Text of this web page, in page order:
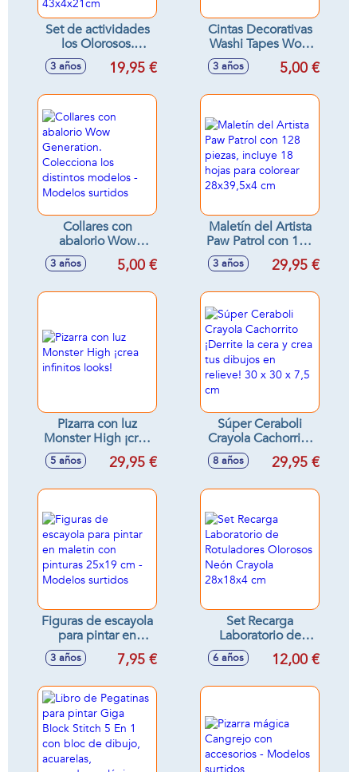
Set de actividades
los Olorosos.
Conjunto de
rotuladores, lápices
graciosas figuritas!
43x4x21cm
3 años 19,95 €
Cintas Decorativas
Washi Tapes Wow
Generation
3 años 5,00 €
Collares con
abalorio Wow
Generation.
Colecciona los
3 años 5,00 €
Maletín del Artista
Paw Patrol con 128
piezas, incluye 18
hojas para colorear
3 años 29,95 €
Pizarra con luz
Monster High ¡crea
infinitos looks!
5 años 29,95 €
Súper Ceraboli
Crayola Cachorrito
¡Derrite la cera y
crea tus dibujos en
8 años 29,95 €
Figuras de escayola
para pintar en
maletin con
pinturas 25x19 cm -
3 años 7,95 €
Set Recarga
Laboratorio de
Rotuladores
Olorosos Neón
6 años 12,00 €